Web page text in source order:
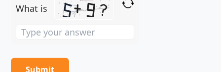
What is
the
problem